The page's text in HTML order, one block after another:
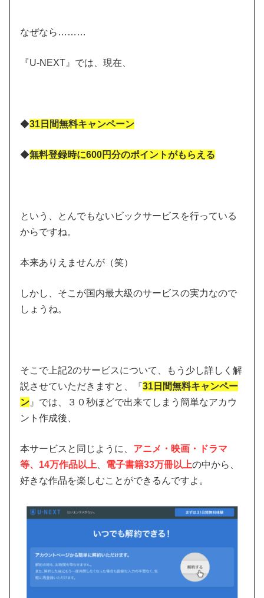
なぜなら………
『U-NEXT』では、現在、
◆31日間無料キャンペーン
◆無料登録時に600円分のポイントがもらえる
という、とんでもないビックサービスを行っている
からですね。
本来ありえませんが（笑）
しかし、そこが国内最大級のサービスの実力なので
しょうね。
そこで上記2のサービスについて、もう少し詳しく解
説させていただきますと、『31日間無料キャンペー
ン 』では、３０秒ほどで出来てしまう簡単なアカウ
ント作成後、
本サービスと同じように、 アニメ・映画・ドラマ
等、14万作品以上
電子書籍33万冊以上の中から、
好きな作品を楽しむことができるんですよ。